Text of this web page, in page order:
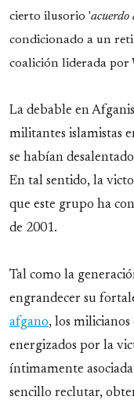
cierto ilusorio 'acuerdo
condicionado a un
coalición liderada por
La debable en
militantes islamistas
se habían
En tal sentido, la
que este grupo ha
de 2001.
Tal como la
engrandecer su
afgano, los milicianos
energizados por la
íntimamente
sencillo reclutar,